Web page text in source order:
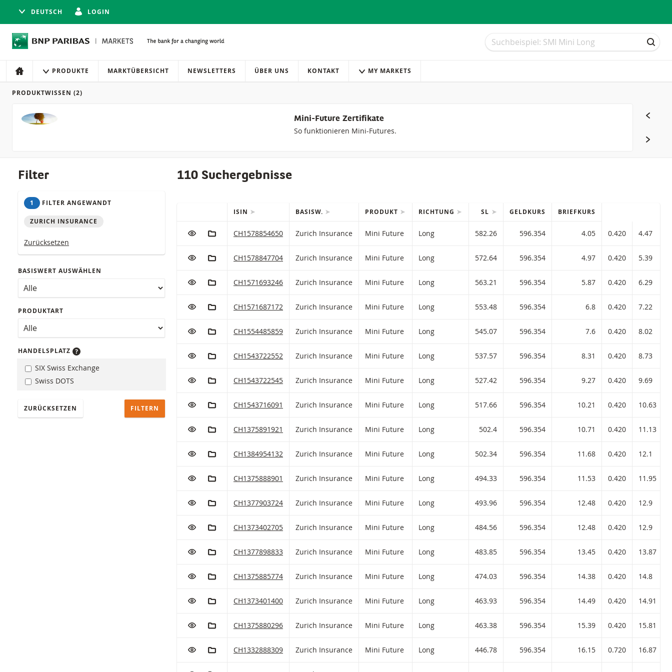
DEUTSCH LOGIN
Suche
Suche
Navigation
Seitennavigation
HOME PRODUKTE MARKTÜBERSICHT NEWSLETTERS ÜBER UNS KONTAKT MY MARKETS
Produkte
PRODUKTWISSEN (2)
Mini-Future Zertifikate
So funktionieren Mini-Futures.
Filter
1 FILTER ANGEWANDT
ZURICH INSURANCE
Zurücksetzen
BASISWERT AUSWÄHLEN
PRODUKTART
HANDELSPLATZ
SIX Swiss Exchange
Swiss DOTS
ZURÜCKSETZEN
110 Suchergebnisse
QUICK ACTIONS
ISIN BASISW. PRODUKT RICHTUNG SL GELDKURS BRIEFKURS
ZUR WATCHLIST HINZUFÜGEN
ZUM FIKTIVEN PORTFOLIO HINZUFÜGEN
Zurich Insurance Mini Future mit ISIN code:
CH1578854650 Zurich Insurance Mini Future Long 582.26 596.354 4.05 0.420 4.47
ZUR WATCHLIST HINZUFÜGEN
ZUM FIKTIVEN PORTFOLIO HINZUFÜGEN
Zurich Insurance Mini Future mit ISIN code:
CH1578847704 Zurich Insurance Mini Future Long 572.64 596.354 4.97 0.420 5.39
ZUR WATCHLIST HINZUFÜGEN
ZUM FIKTIVEN PORTFOLIO HINZUFÜGEN
Zurich Insurance Mini Future mit ISIN code:
CH1571693246 Zurich Insurance Mini Future Long 563.21 596.354 5.87 0.420 6.29
ZUR WATCHLIST HINZUFÜGEN
ZUM FIKTIVEN PORTFOLIO HINZUFÜGEN
Zurich Insurance Mini Future mit ISIN code:
CH1571687172 Zurich Insurance Mini Future Long 553.48 596.354 6.8 0.420 7.22
ZUR WATCHLIST HINZUFÜGEN
ZUM FIKTIVEN PORTFOLIO HINZUFÜGEN
Zurich Insurance Mini Future mit ISIN code:
CH1554485859 Zurich Insurance Mini Future Long 545.07 596.354 7.6 0.420 8.02
ZUR WATCHLIST HINZUFÜGEN
ZUM FIKTIVEN PORTFOLIO HINZUFÜGEN
Zurich Insurance Mini Future mit ISIN code:
CH1543722552 Zurich Insurance Mini Future Long 537.57 596.354 8.31 0.420 8.73
ZUR WATCHLIST HINZUFÜGEN
ZUM FIKTIVEN PORTFOLIO HINZUFÜGEN
Zurich Insurance Mini Future mit ISIN code:
CH1543722545 Zurich Insurance Mini Future Long 527.42 596.354 9.27 0.420 9.69
ZUR WATCHLIST HINZUFÜGEN
ZUM FIKTIVEN PORTFOLIO HINZUFÜGEN
Zurich Insurance Mini Future mit ISIN code:
CH1543716091 Zurich Insurance Mini Future Long 517.66 596.354 10.21 0.420 10.63
ZUR WATCHLIST HINZUFÜGEN
ZUM FIKTIVEN PORTFOLIO HINZUFÜGEN
Zurich Insurance Mini Future mit ISIN code:
CH1375891921 Zurich Insurance Mini Future Long 502.4 596.354 10.71 0.420 11.13
ZUR WATCHLIST HINZUFÜGEN
ZUM FIKTIVEN PORTFOLIO HINZUFÜGEN
Zurich Insurance Mini Future mit ISIN code:
CH1384954132 Zurich Insurance Mini Future Long 502.34 596.354 11.68 0.420 12.1
ZUR WATCHLIST HINZUFÜGEN
ZUM FIKTIVEN PORTFOLIO HINZUFÜGEN
Zurich Insurance Mini Future mit ISIN code:
CH1375888901 Zurich Insurance Mini Future Long 494.33 596.354 11.53 0.420 11.95
ZUR WATCHLIST HINZUFÜGEN
ZUM FIKTIVEN PORTFOLIO HINZUFÜGEN
Zurich Insurance Mini Future mit ISIN code:
CH1377903724 Zurich Insurance Mini Future Long 493.96 596.354 12.48 0.420 12.9
ZUR WATCHLIST HINZUFÜGEN
ZUM FIKTIVEN PORTFOLIO HINZUFÜGEN
Zurich Insurance Mini Future mit ISIN code:
CH1373402705 Zurich Insurance Mini Future Long 484.56 596.354 12.48 0.420 12.9
ZUR WATCHLIST HINZUFÜGEN
ZUM FIKTIVEN PORTFOLIO HINZUFÜGEN
Zurich Insurance Mini Future mit ISIN code:
CH1377898833 Zurich Insurance Mini Future Long 483.85 596.354 13.45 0.420 13.87
ZUR WATCHLIST HINZUFÜGEN
ZUM FIKTIVEN PORTFOLIO HINZUFÜGEN
Zurich Insurance Mini Future mit ISIN code:
CH1375885774 Zurich Insurance Mini Future Long 474.03 596.354 14.38 0.420 14.8
ZUR WATCHLIST HINZUFÜGEN
ZUM FIKTIVEN PORTFOLIO HINZUFÜGEN
Zurich Insurance Mini Future mit ISIN code:
CH1373401400 Zurich Insurance Mini Future Long 463.93 596.354 14.49 0.420 14.91
ZUR WATCHLIST HINZUFÜGEN
ZUM FIKTIVEN PORTFOLIO HINZUFÜGEN
Zurich Insurance Mini Future mit ISIN code:
CH1375880296 Zurich Insurance Mini Future Long 463.38 596.354 15.39 0.420 15.81
ZUR WATCHLIST HINZUFÜGEN
ZUM FIKTIVEN PORTFOLIO HINZUFÜGEN
Zurich Insurance Mini Future mit ISIN code:
CH1332888309 Zurich Insurance Mini Future Long 446.78 596.354 16.15 0.720 16.87